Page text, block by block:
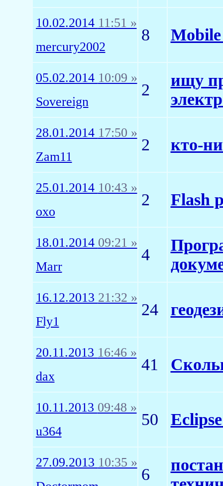
10.02.2014 11:51 »
mercury2002
8
05.02.2014 10:09 »
Sovereign
2
ищу
28.01.2014 17:50 »
Zam11
2 кто-
25.01.2014 10:43 »
oxo
2 Flash
18.01.2014 09:21 »
Marr
4
16.12.2013 21:32 »
Fly1
24
20.11.2013 16:46 »
dax
41
10.11.2013 09:48 »
u364
50
27.09.2013 10:35 »
6